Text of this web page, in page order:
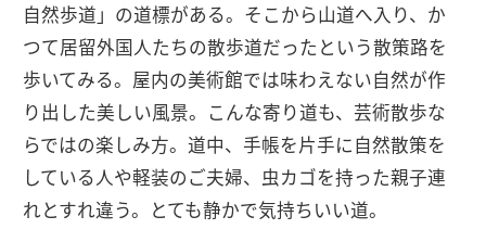
自然歩道」の道標がある。そこから山道へ入り、か
つて居留外国人たちの散歩道だったという散策路を
歩いてみる。屋内の美術館では味わえない自然が作
り出した美しい風景。こんな寄り道も、芸術散歩な
らではの楽しみ方。道中、手帳を片手に自然散策を
している人や軽装のご夫婦、虫カゴを持った親子連
れとすれ違う。とても静かで気持ちいい道。